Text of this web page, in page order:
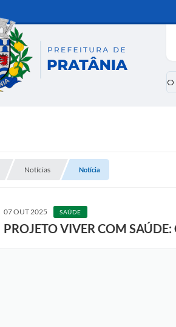
O
Notícias Notícia
07 OUT 2025 SAÚDE
PROJETO VIVER COM